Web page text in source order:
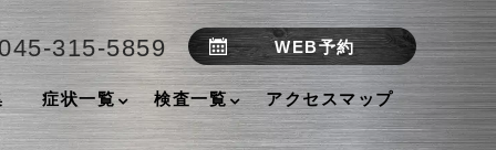
315-5859 WEB予約
症状一覧 検査一覧 アクセスマップ